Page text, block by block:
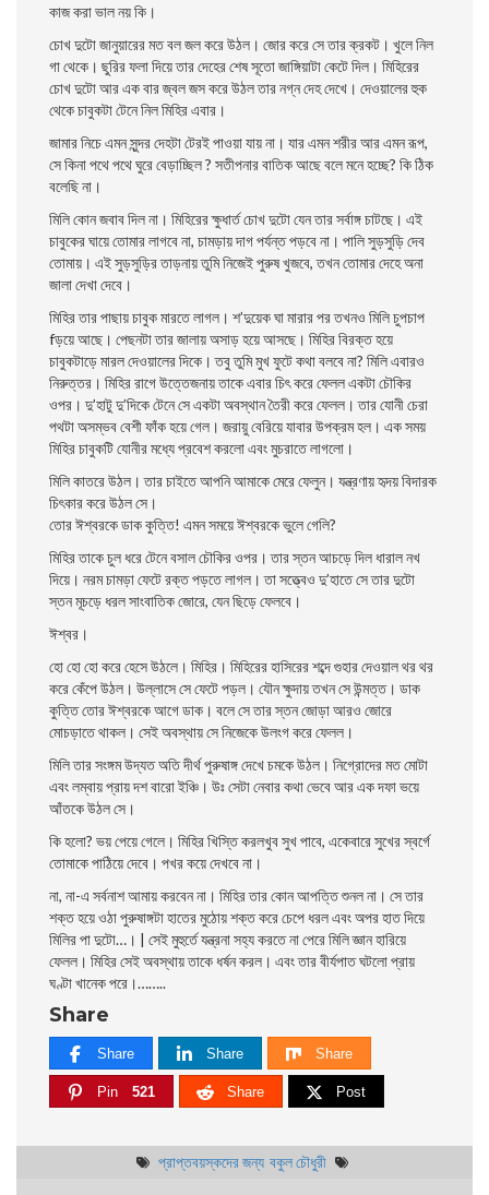
কাজ করা ভাল নয় কি।
চোখ দুটো জানুয়ারের মত বল জল করে উঠল। জোর করে সে তার ক্রকট। খুলে নিল
গা থেকে। ছুরির ফলা দিয়ে তার দেহের শেষ সূতো জাঙ্গিয়াটা কেটে দিল। মিহিরের
চোখ দুটো আর এক বার জ্বল জস করে উঠল তার নগ্ন দেহ দেখে। দেওয়ালের হুক
থেকে চাবুকটা টেনে নিল মিহির এবার।
জামার নিচে এমন সুন্দর দেহটা টেরই পাওয়া যায় না। যার এমন শরীর আর এমন রূপ,
সে কিনা পথে পথে ঘুরে বেড়াচ্ছিল ? সতীপনার বাতিক আছে বলে মনে হচ্ছে? কি ঠিক
বলেছি না।
মিলি কোন জবাব দিল না। মিহিরের ক্ষুধার্ত চোখ দুটো যেন তার সর্বাঙ্গ চাটছে। এই
চাবুকের ঘায়ে তোমার লাগবে না, চামড়ায় দাগ পর্যন্ত পড়বে না। পালি সুড়সুড়ি দেব
তোমায়। এই সুড়সুড়ির তাড়নায় তুমি নিজেই পুরুষ খুজবে, তখন তোমার দেহে অনা
জালা দেখা দেবে।
মিহির তার পাছায় চাবুক মারতে লাগল। শ’দুয়েক ঘা মারার পর তখনও মিলি চুপচাপ
fড়য়ে আছে। পেছনটা তার জালায় অসাড় হয়ে আসছে। মিহির বিরক্ত হয়ে
চাবুকটাড়ে মারল দেওয়ালের দিকে। তবু তুমি মুখ ফুটে কথা বলবে না? মিলি এবারও
নিরুত্তর। মিহির রাগে উত্তেজনায় তাকে এবার চিৎ করে ফেলল একটা চৌকির
ওপর। দু’হাটু দু’দিকে টেনে সে একটা অবস্থান তৈরী করে ফেলল। তার যােনী চেরা
পথটা অসম্ভব বেশী ফাঁক হয়ে গেল। জরায়ু বেরিয়ে যাবার উপক্রম হল। এক সময়
মিহির চাবুকটি যােনীর মধ্যে প্রবেশ করলো এবং মুচরাতে লাগলো।
মিলি কাতরে উঠল। তার চাইতে আপনি আমাকে মেরে ফেলুন। যন্ত্রণায় হৃদয় বিদারক
চিৎকার করে উঠল সে।
তাের ঈশ্বরকে ডাক কুত্তি! এমন সময়ে ঈশ্বরকে ভুলে গেলি?
মিহির তাকে চুল ধরে টেনে বসাল চৌকির ওপর। তার স্তন আচড়ে দিল ধারাল নখ
দিয়ে। নরম চামড়া ফেটে রক্ত পড়তে লাগল। তা সত্ত্বেও দু’হাতে সে তার দুটো
স্তন মূচড়ে ধরল সাংবাতিক জোরে, যেন ছিড়ে ফেলবে।
ঈশ্বর।
হো হো হো করে হেসে উঠলে। মিহির। মিহিরের হাসিরের শব্দে গুহার দেওয়াল থর থর
করে কেঁপে উঠল। উল্লাসে সে ফেটে পড়ল। যৌন ক্ষুদায় তখন সে উন্মত্ত। ডাক
কুত্তি তাের ঈশ্বরকে আগে ডাক। বলে সে তার স্তন জোড়া আরও জোরে
মোচড়াতে থাকল। সেই অবস্থায় সে নিজেকে উলংগ করে ফেলল।
মিলি তার সংঙ্গম উদ্যত অতি দীর্থ পুরুষাঙ্গ দেখে চমকে উঠল। নিগ্রোদের মত মােটা
এবং লম্বায় প্রায় দশ বারো ইঞ্চি। উঃ সেটা নেবার কথা ভেবে আর এক দফা ভয়ে
আঁতকে উঠল সে।
কি হলো? ভয় পেয়ে গেলে। মিহির খিস্তি করলখুব সুখ পাবে, একেবারে সুখের স্বর্গে
তোমাকে পাঠিয়ে দেবে। পখর কয়ে দেখবে না।
না, না-এ সর্বনাশ আমায় করবেন না। মিহির তার কোন আপত্তি শুনল না। সে তার
শক্ত হয়ে ওঠা পুরুষাঙ্গটা হাতের মুঠোয় শক্ত করে চেপে ধরল এবং অপর হাত দিয়ে
মিলির পা দুটো…। | সেই মুহুর্তে যন্ত্রনা সহ্য করতে না পেরে মিলি জ্ঞান হারিয়ে
ফেলল। মিহির সেই অবস্থায় তাকে ধর্ষন করল। এবং তার বীর্যপাত ঘটলো প্রায়
ঘণ্টা খানেক পরে।……..
Share
Share Share Share
Pin 521 Share Post
প্রাপ্তবয়স্কদের জন্য বকুল চৌধুরী